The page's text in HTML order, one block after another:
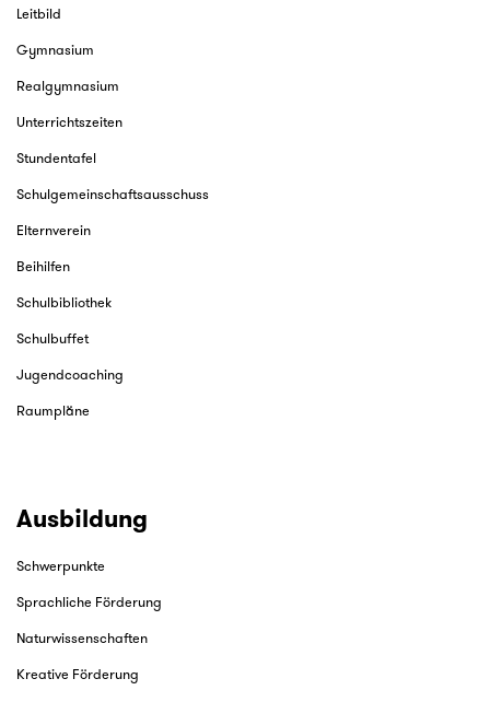
Leitbild
Gymnasium
Realgymnasium
Unterrichtszeiten
Stundentafel
Schulgemeinschaftsausschuss
Elternverein
Beihilfen
Schulbibliothek
Schulbuffet
Jugendcoaching
Raumpläne
Ausbildung
Schwerpunkte
Sprachliche Förderung
Naturwissenschaften
Kreative Förderung